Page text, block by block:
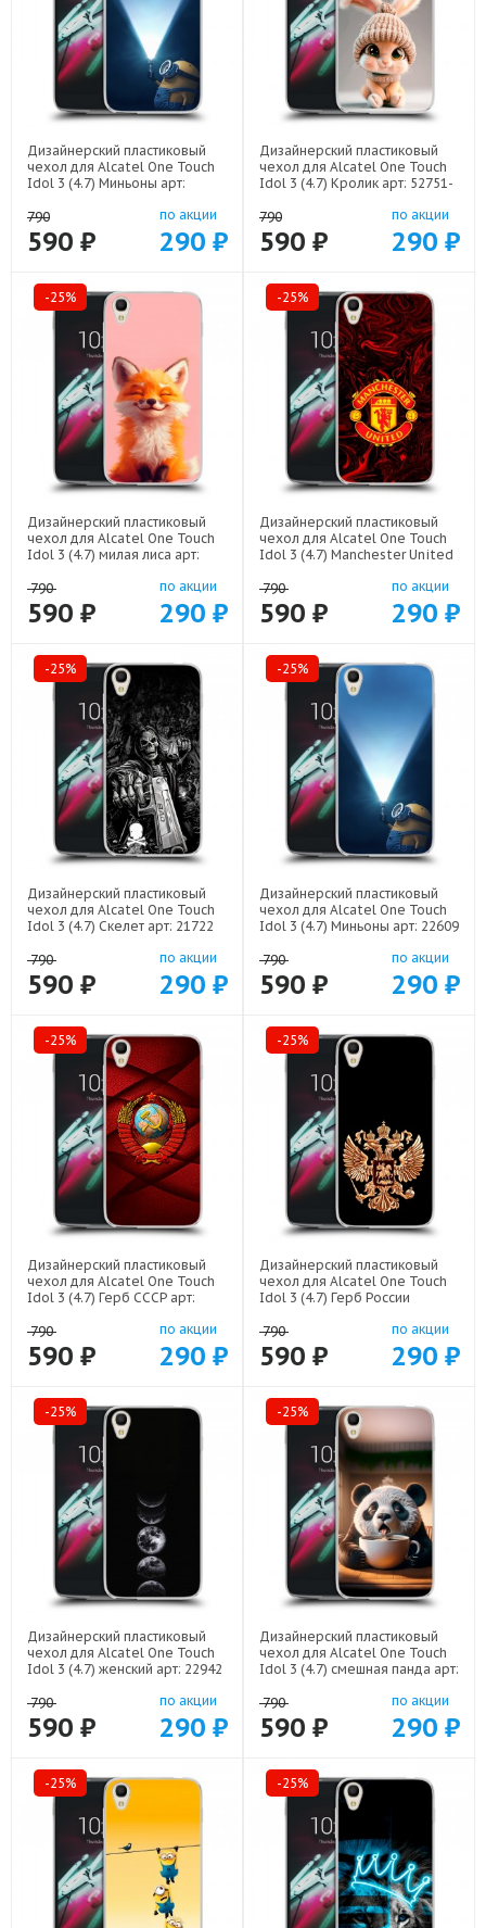
Дизайнерский пластиковый
чехол для Alcatel One Touch
Idol 3 (4.7) Миньоны арт:
790
590 ₽
по акции
290 ₽
Дизайнерский пластиковый
чехол для Alcatel One Touch
Idol 3 (4.7) Кролик арт: 52751-
790
590 ₽
по акции
290 ₽
-25%
Дизайнерский пластиковый
чехол для Alcatel One Touch
Idol 3 (4.7) милая лиса арт:
790
590 ₽
по акции
290 ₽
-25%
Дизайнерский пластиковый
чехол для Alcatel One Touch
Idol 3 (4.7) Manchester United
790
590 ₽
по акции
290 ₽
-25%
Дизайнерский пластиковый
чехол для Alcatel One Touch
Idol 3 (4.7) Скелет арт: 21722
790
590 ₽
по акции
290 ₽
-25%
Дизайнерский пластиковый
чехол для Alcatel One Touch
Idol 3 (4.7) Миньоны арт: 22609
790
590 ₽
по акции
290 ₽
-25%
Дизайнерский пластиковый
чехол для Alcatel One Touch
Idol 3 (4.7) Герб СССР арт:
790
590 ₽
по акции
290 ₽
-25%
Дизайнерский пластиковый
чехол для Alcatel One Touch
Idol 3 (4.7) Герб России
790
590 ₽
по акции
290 ₽
-25%
Дизайнерский пластиковый
чехол для Alcatel One Touch
Idol 3 (4.7) женский арт: 22942
790
590 ₽
по акции
290 ₽
-25%
Дизайнерский пластиковый
чехол для Alcatel One Touch
Idol 3 (4.7) смешная панда арт:
790
590 ₽
по акции
290 ₽
-25% -25%